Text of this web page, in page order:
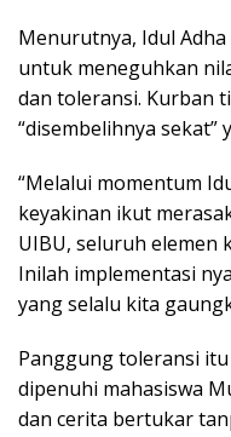
Menurutnya, Idul
untuk meneguhkan
dan toleransi. Kurban
“disembelihnya sekat”
“Melalui momentum
keyakinan ikut
UIBU, seluruh elemen
Inilah implementasi
yang selalu kita
Panggung toleransi
dipenuhi mahasiswa
dan cerita bertukar